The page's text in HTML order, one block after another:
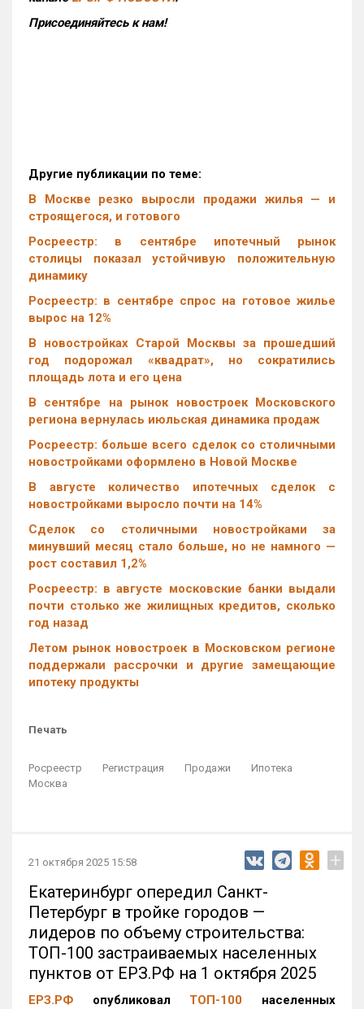
Присоединяйтесь к нам!
Другие публикации по теме:
В Москве резко выросли продажи жилья — и
строящегося, и готового
Росреестр: в сентябре ипотечный рынок
столицы показал устойчивую положительную
динамику
Росреестр: в сентябре спрос на готовое жилье
вырос на 12%
В новостройках Старой Москвы за прошедший
год подорожал «квадрат», но сократились
площадь лота и его цена
В сентябре на рынок новостроек Московского
региона вернулась июльская динамика продаж
Росреестр: больше всего сделок со столичными
новостройками оформлено в Новой Москве
В августе количество ипотечных сделок с
новостройками выросло почти на 14%
Cделок со столичными новостройками за
минувший месяц стало больше, но не намного —
рост составил 1,2%
Росреестр: в августе московские банки выдали
почти столько же жилищных кредитов, сколько
год назад
Летом рынок новостроек в Московском регионе
поддержали рассрочки и другие замещающие
ипотеку продукты
Печать
Росреестр Регистрация Продажи
Ипотека
Москва
21 октября 2025 15:58 +
Екатеринбург опередил Санкт-
Петербург в тройке городов —
лидеров по объему строительства:
ТОП-100 застраиваемых населенных
пунктов от ЕРЗ.РФ на 1 октября 2025
ЕРЗ.РФ опубликовал ТОП-100 населенных